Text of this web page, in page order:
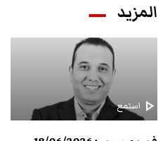
المزيد
play_arrow استمع